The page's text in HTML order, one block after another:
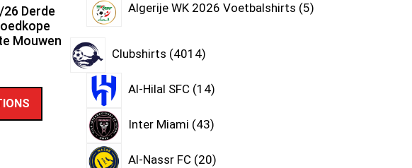
Derde
Mouwen
Algerije WK 2026 Voetbalshirts 5
Clubshirts 4014
Al-Hilal SFC 14
Inter Miami 43
Al-Nassr FC 20